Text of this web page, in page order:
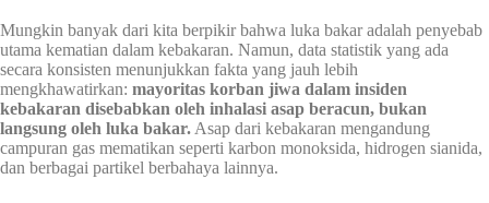
Mungkin banyak dari kita berpikir bahwa luka bakar adalah penyebab
utama kematian dalam kebakaran. Namun, data statistik yang ada
secara konsisten menunjukkan fakta yang jauh lebih
mengkhawatirkan: mayoritas korban jiwa dalam insiden
kebakaran disebabkan oleh inhalasi asap beracun, bukan
langsung oleh luka bakar. Asap dari kebakaran mengandung
campuran gas mematikan seperti karbon monoksida, hidrogen sianida,
dan berbagai partikel berbahaya lainnya.